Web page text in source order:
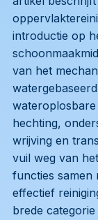
introductie op
van het
hechting,
wrijving en
vuil weg van
functies samen
effectief
brede